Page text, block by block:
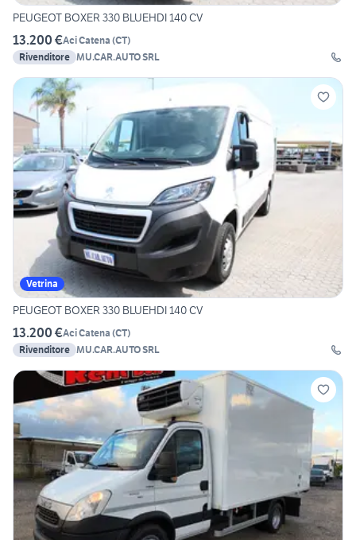
PEUGEOT BOXER 330 BLUEHDI 140 CV
13.200 €Aci Catena (CT)
Rivenditore MU.CAR.AUTO SRL
Vetrina
PEUGEOT BOXER 330 BLUEHDI 140 CV
13.200 €Aci Catena (CT)
Rivenditore MU.CAR.AUTO SRL